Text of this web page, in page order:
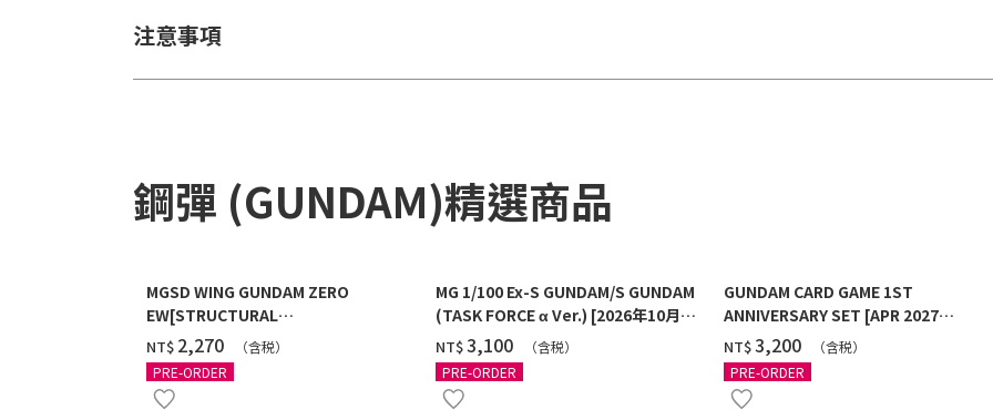
注意事項
鋼彈 (GUNDAM)精選商品
MGSD WING GUNDAM ZERO
EW[STRUCTURAL
COATING/BLACK] [2026年12月發送]
NT$ ‌2,270
（含税）
PRE-ORDER
MG 1/100 Ex-S GUNDAM/S GUNDAM
(TASK FORCE α Ver.) [2026年10月發
送]
NT$‌3,100
（含税）
PRE-ORDER
GUNDAM CARD GAME 1ST
ANNIVERSARY SET [APR 2027
DELIVERY]
NT$‌3,200
（含税）
PRE-ORDER